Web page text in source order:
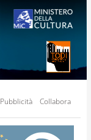
Pubblicità Collabora